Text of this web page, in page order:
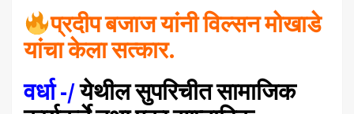
प्रदीप बजाज यांनी विल्सन मोखाडे
यांचा केला सत्कार.
वर्धा -/येथील सुपरिचीत सामाजिक